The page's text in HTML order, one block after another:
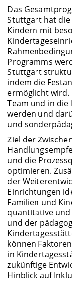
Das
Stuttgart hat die
Kindern mit
Programms
Stuttgart
indem die
ermöglicht wird.
Team und in
werden und
und
Ziel der
und die
optimieren.
der
Einrichtungen
Familien und
quantitative
und der
können
in
zukünftige
Hinblick auf